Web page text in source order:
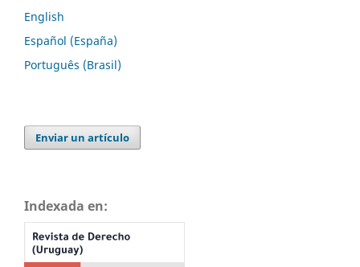
English
Español (España)
Português (Brasil)
Enviar un artículo
Indexada en: